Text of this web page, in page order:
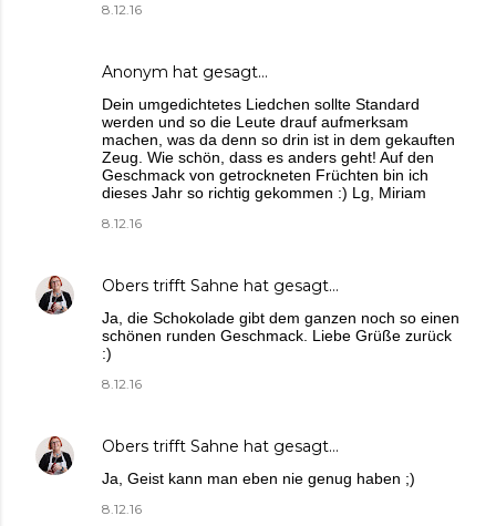
8.12.16
Anonym hat gesagt…
Dein umgedichtetes Liedchen sollte Standard
werden und so die Leute drauf aufmerksam
machen, was da denn so drin ist in dem gekauften
Zeug. Wie schön, dass es anders geht! Auf den
Geschmack von getrockneten Früchten bin ich
dieses Jahr so richtig gekommen :) Lg, Miriam
8.12.16
Obers trifft Sahne hat gesagt…
Ja, die Schokolade gibt dem ganzen noch so einen
schönen runden Geschmack. Liebe Grüße zurück
:)
8.12.16
Obers trifft Sahne hat gesagt…
Ja, Geist kann man eben nie genug haben ;)
8.12.16